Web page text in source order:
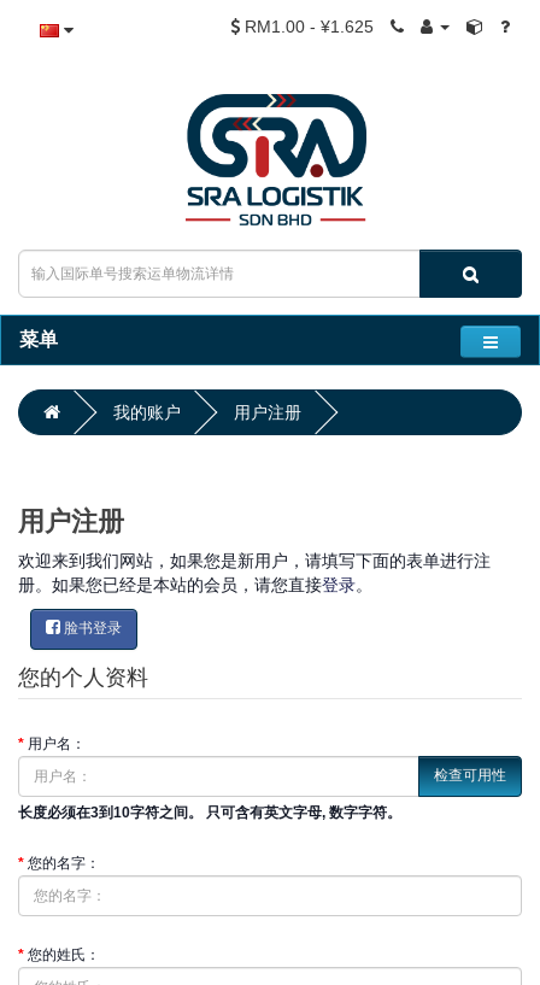
RM1.00 - ¥1.625
菜单
我的账户 用户注册
用户注册
欢迎来到我们网站，如果您是新用户，请填写下面的表单进行注
册。如果您已经是本站的会员，请您直接登录。
脸书登录
您的个人资料
用户名：
检查可用性
长度必须在3到10字符之间。 只可含有英文字母, 数字字符。
您的名字：
您的姓氏：